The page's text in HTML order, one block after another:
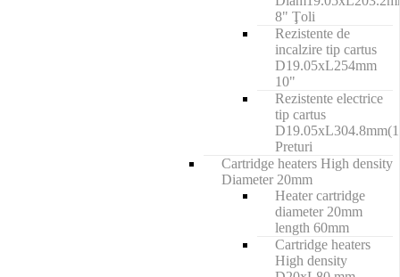
8" Ţoli
Rezistente de
incalzire tip cartus
D19.05xL254mm
10"
Rezistente electrice
tip cartus
Preturi
Cartridge heaters High density
Diameter 20mm
Heater cartridge
diameter 20mm
length 60mm
Cartridge heaters
High density